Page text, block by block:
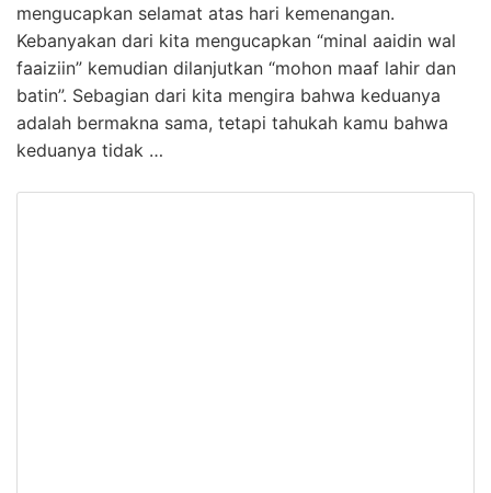
mengucapkan selamat atas hari kemenangan.
Kebanyakan dari kita mengucapkan “minal aaidin wal
faaiziin” kemudian dilanjutkan “mohon maaf lahir dan
batin”. Sebagian dari kita mengira bahwa keduanya
adalah bermakna sama, tetapi tahukah kamu bahwa
keduanya tidak …